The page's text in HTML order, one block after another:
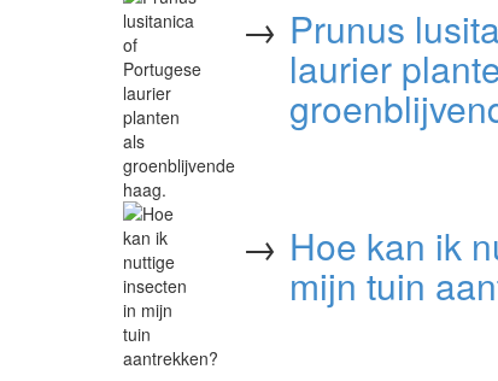
→ Prunus
laurier
→ Hoe kan ik
mijn tuin